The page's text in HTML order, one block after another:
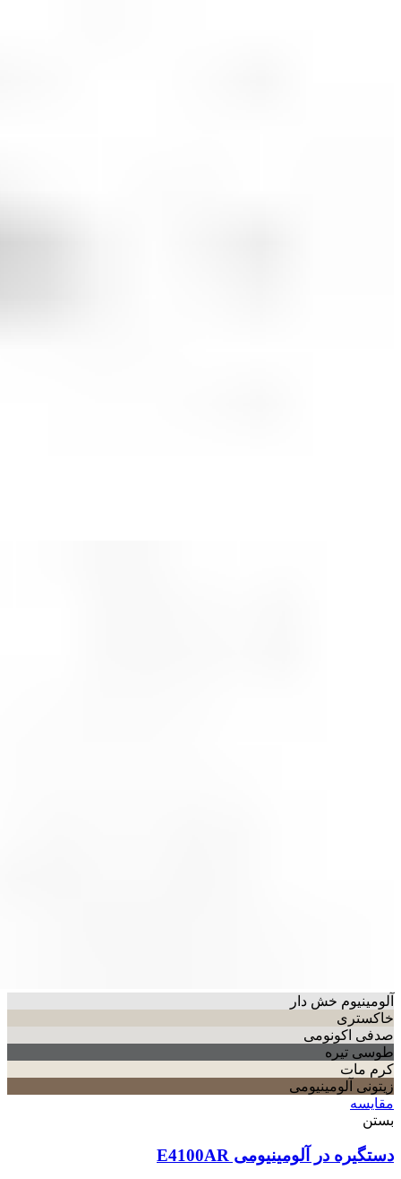
آلومینیوم خش دار
خاکستری
صدفی اکونومی
طوسی تیره
کرم مات
زیتونی آلومینیومی
مقایسه
بستن
دستگیره در آلومینیومی E4100AR